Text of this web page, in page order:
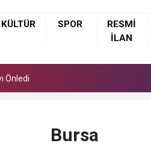
KÜLTÜR SPOR
RESMİ
İLAN
Aşısı ve En Güçlü Koruyucusu
Basketbol Eğitimi Veriyor
Bursa